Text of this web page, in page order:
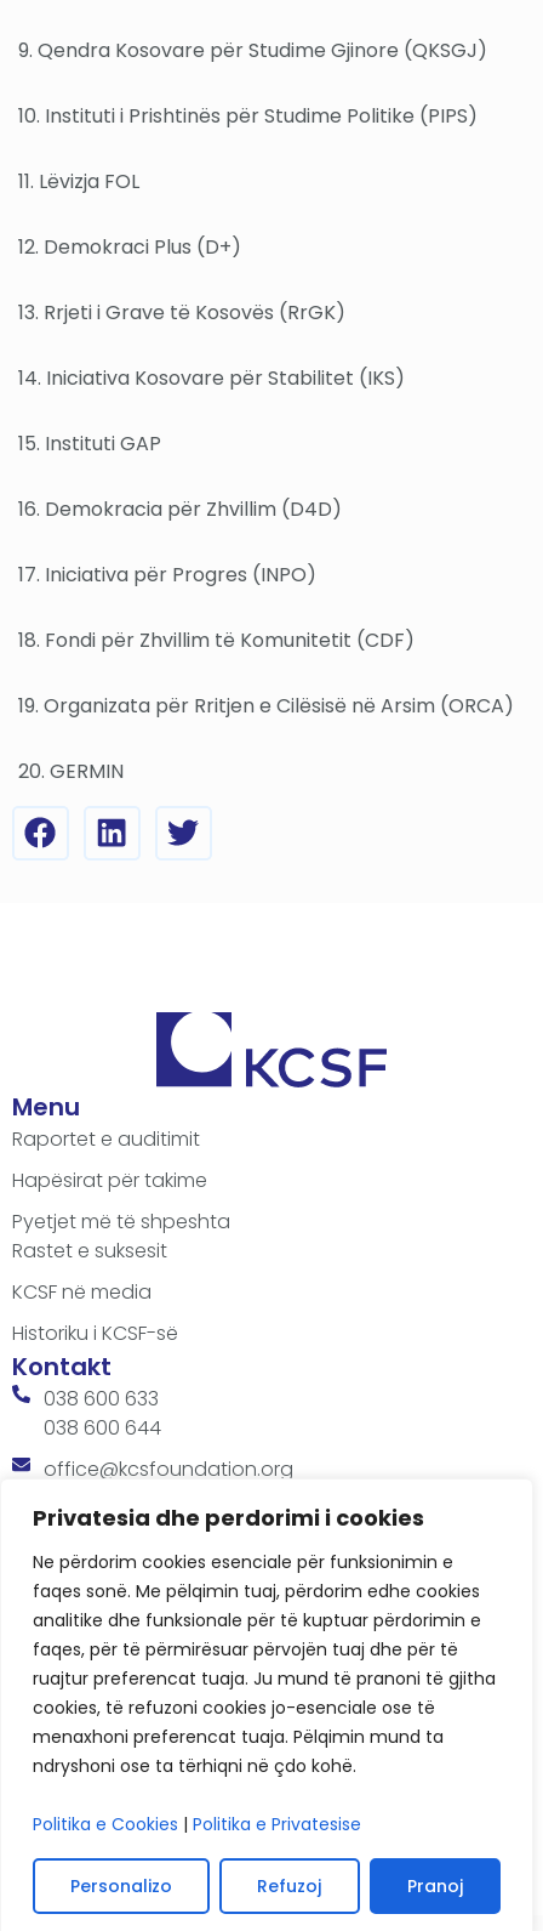
Privatesia dhe perdorimi i cookies
Ne përdorim cookies esenciale për funksionimin e
faqes sonë. Me pëlqimin tuaj, përdorim edhe cookies
analitike dhe funksionale për të kuptuar përdorimin e
faqes, për të përmirësuar përvojën tuaj dhe për të
ruajtur preferencat tuaja. Ju mund të pranoni të gjitha
cookies, të refuzoni cookies jo-esenciale ose të
menaxhoni preferencat tuaja. Pëlqimin mund ta
ndryshoni ose ta tërhiqni në çdo kohë.
Politika e Cookies | Politika e Privatesise
Personalizo Refuzoj Pranoj
9. Qendra Kosovare për Studime Gjinore (QKSGJ)
10. Instituti i Prishtinës për Studime Politike (PIPS)
11. Lëvizja FOL
12. Demokraci Plus (D+)
13. Rrjeti i Grave të Kosovës (RrGK)
14. Iniciativa Kosovare për Stabilitet (IKS)
15. Instituti GAP
16. Demokracia për Zhvillim (D4D)
17. Iniciativa për Progres (INPO)
18. Fondi për Zhvillim të Komunitetit (CDF)
19. Organizata për Rritjen e Cilësisë në Arsim (ORCA)
20. GERMIN
Menu
Raportet e auditimit
Hapësirat për takime
Pyetjet më të shpeshta
Rastet e suksesit
KCSF në media
Historiku i KCSF-së
Kontakt
038 600 633
038 600 644
office@kcsfoundation.org
Besa Imami, Lam A, H1, Kat.12, nr. 65-1, Lakrishtë,
Orari
8:00 AM - 4:00 PM
KCSF © 2026
Politikat e Privatësisë
Cookies